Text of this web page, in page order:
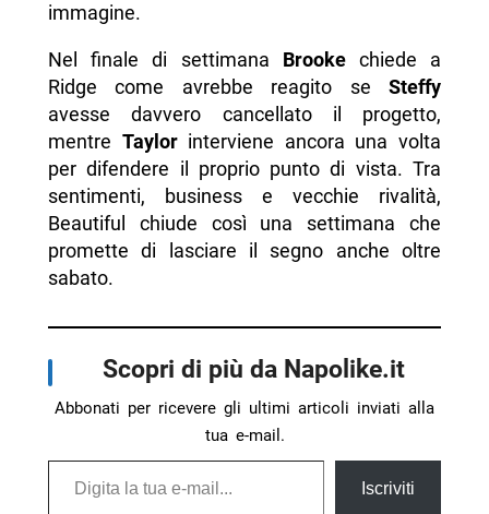
immagine.
Nel finale di settimana Brookechiede a
Ridge come avrebbe reagito seSteffy
avesse davvero cancellato il progetto,
mentre Taylorinterviene ancora una volta
per difendere il proprio punto di vista. Tra
sentimenti, business e vecchie rivalità,
Beautiful chiude così una settimana che
promette di lasciare il segno anche oltre
sabato.
Scopri di più da Napolike.it
Abbonati per ricevere gli ultimi articoli inviati alla
tua e-mail.
Digita la tua e-mail...
Iscriviti